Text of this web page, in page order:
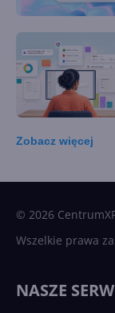
Zobacz więcej
© 2026
Wszelkie prawa
NASZE